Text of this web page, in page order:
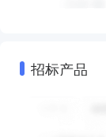
招标产品